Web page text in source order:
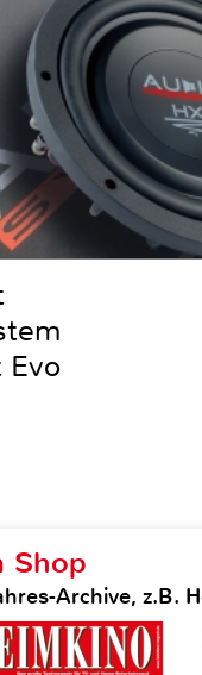
Shop
Archive, z.B.
Evo